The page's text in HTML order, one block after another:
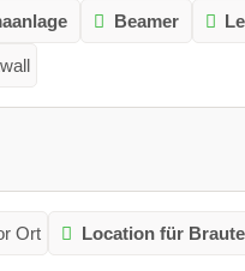
Beamer
Ort Location für